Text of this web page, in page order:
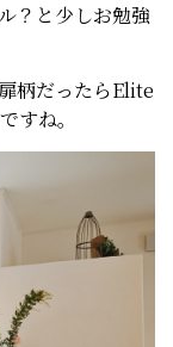
？と少しお勉強
柄だったらElite
すね。